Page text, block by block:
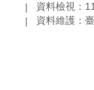
資料檢視：
資料維護：